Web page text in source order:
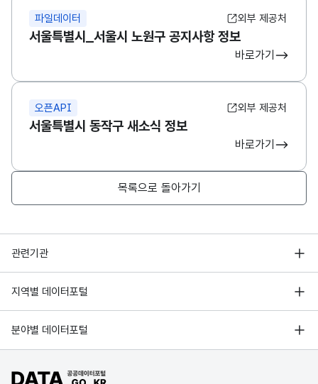
파일데이터 외부 제공처
서울특별시_서울시 노원구 공지사항 정보
바로가기
오픈API 외부 제공처
서울특별시 동작구 새소식 정보
바로가기
목록으로 돌아가기
관련기관
행정안전부
한국지능정보사회진흥원
국가정보자원관리원
지역별 데이터포털
서울 열린데이터광장
경기데이터드림
D-데이터허브
분야별 데이터포털
기상자료개방포털
국토교통부 공간정보오픈플랫폼
환경부 환경데이터포털
공공데이터포털 바로가기